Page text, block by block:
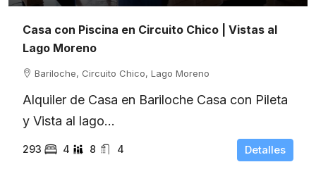
Casa con Piscina en Circuito Chico | Vistas al
Lago Moreno
Bariloche, Circuito Chico, Lago Moreno
Alquiler de Casa en Bariloche Casa con Pileta
y Vista al lago...
293 4 8 4 Detalles